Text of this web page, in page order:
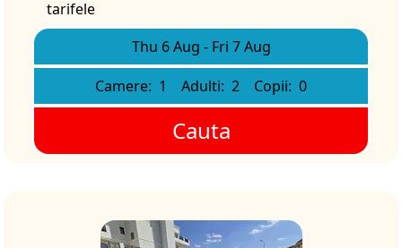
tarifele
Thu 6 Aug - Fri 7 Aug
Camere: 1 Adulti: 2 Copii: 0
Cauta